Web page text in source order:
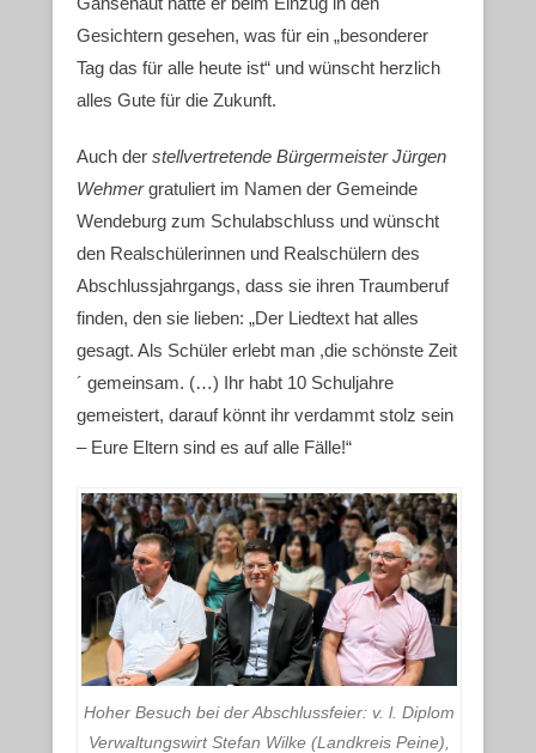
Gesichtern gesehen, was für ein „besonderer
Tag das für alle heute ist“ und wünscht herzlich
alles Gute für die Zukunft.
Auch der stellvertretende Bürgermeister Jürgen
Wehmergratuliert im Namen der Gemeinde
Wendeburg zum Schulabschluss und wünscht
den Realschülerinnen und Realschülern des
Abschlussjahrgangs, dass sie ihren Traumberuf
finden, den sie lieben: „Der Liedtext hat alles
gesagt. Als Schüler erlebt man ,die schönste Zeit
´ gemeinsam. (…) Ihr habt 10 Schuljahre
gemeistert, darauf könnt ihr verdammt stolz sein
– Eure Eltern sind es auf alle Fälle!“
Hoher Besuch bei der Abschlussfeier: v. l. Diplom
Verwaltungswirt Stefan Wilke (Landkreis Peine),